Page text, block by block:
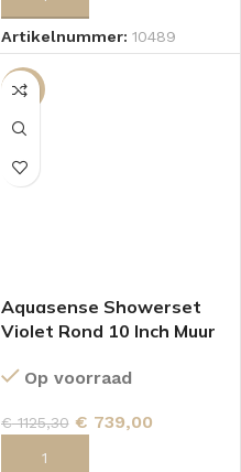
Artikelnummer: 10489
SALE
Aquasense Showerset
Violet Rond 10 Inch Muur
Op voorraad
€1125,30 € 739,00